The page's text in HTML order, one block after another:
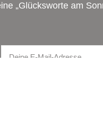
„Glücksworte am